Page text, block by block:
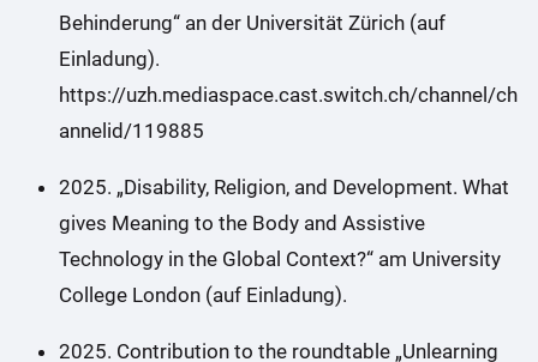
Behinderung“ an der Universität Zürich (auf
Einladung).
https://uzh.mediaspace.cast.switch.ch/channel/ch
annelid/119885
2025. „Disability, Religion, and Development. What
gives Meaning to the Body and Assistive
Technology in the Global Context?“ am University
College London (auf Einladung).
2025. Contribution to the roundtable „Unlearning